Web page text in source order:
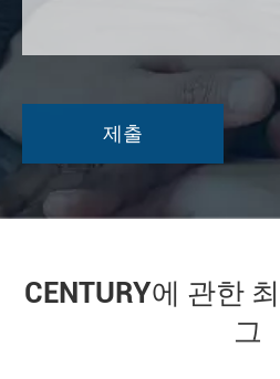
CENTURY에 관한
그